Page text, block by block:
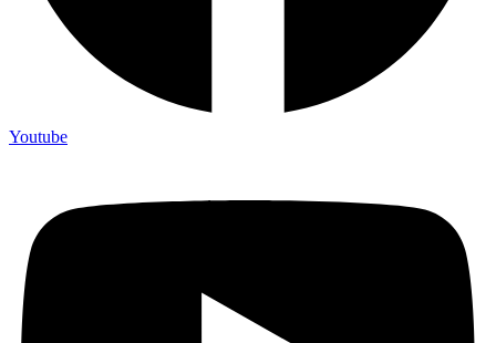
Youtube